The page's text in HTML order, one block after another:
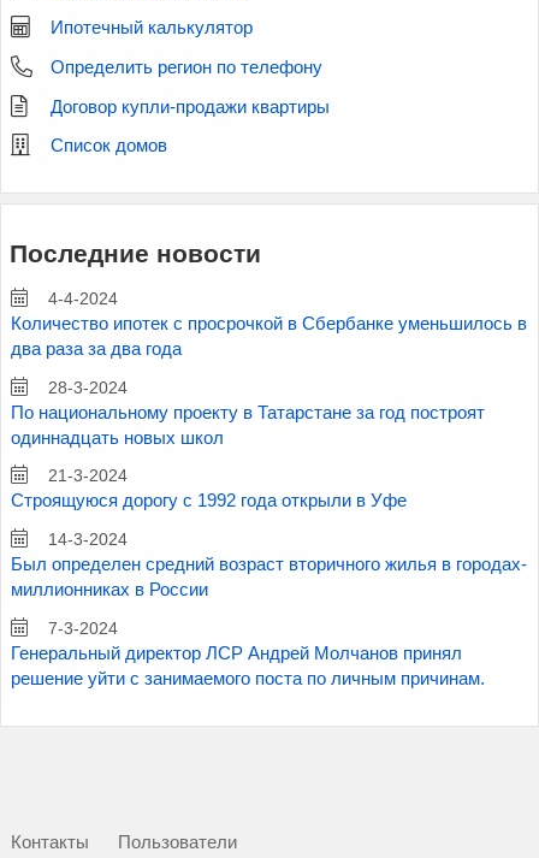
Ипотечный калькулятор
Определить регион по телефону
Договор купли-продажи квартиры
Список домов
Последние новости
4-4-2024
Количество ипотек с просрочкой в Сбербанке уменьшилось в
два раза за два года
28-3-2024
По национальному проекту в Татарстане за год построят
одиннадцать новых школ
21-3-2024
Строящуюся дорогу с 1992 года открыли в Уфе
14-3-2024
Был определен средний возраст вторичного жилья в городах-
миллионниках в России
7-3-2024
Генеральный директор ЛСР Андрей Молчанов принял
решение уйти с занимаемого поста по личным причинам.
Контакты Пользователи